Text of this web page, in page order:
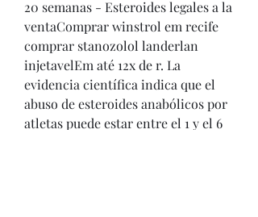
20 semanas - Esteroides legales a la
ventaComprar winstrol em recife
comprar stanozolol landerlan
injetavelEm até 12x de r. La
evidencia científica indica que el
abuso de esteroides anabólicos por
atletas puede estar entre el 1 y el 6